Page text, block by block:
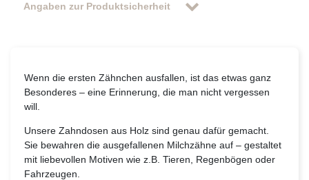
Angaben zur Produktsicherheit
Wenn die ersten Zähnchen ausfallen, ist das etwas ganz
Besonderes – eine Erinnerung, die man nicht vergessen
will.
Unsere Zahndosen aus Holz sind genau dafür gemacht.
Sie bewahren die ausgefallenen Milchzähne auf – gestaltet
mit liebevollen Motiven wie z.B. Tieren, Regenbögen oder
Fahrzeugen.